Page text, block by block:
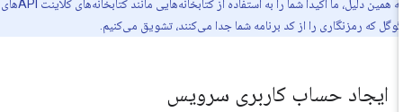
به همین دلیل، ما اکیداً شما را به استفاده از کتابخانه‌هایی مانند کتابخانه‌های کلاینت APIهای
که رمزنگاری را از کد برنامه شما جدا می‌کنند، تشویق می‌کنیم.
ایجاد حساب کاربری سرویس